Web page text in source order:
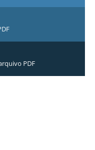
PDF